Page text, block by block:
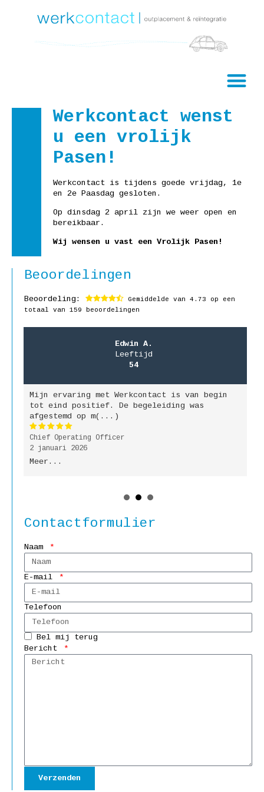
Werkcontact wenst
u een vrolijk
Pasen!
Werkcontact is tijdens goede vrijdag, 1e
en 2e Paasdag gesloten.
Op dinsdag 2 april zijn we weer open en
bereikbaar.
Wij wensen u vast een Vrolijk Pasen!
Beoordelingen
Beoordeling: Gemiddelde van 4.73 op een
totaal van 159 beoordelingen
Edwin A.
Leeftijd
54
Mijn ervaring met Werkcontact is van begin
tot eind positief. De begeleiding was
afgestemd op m(...)
Chief Operating Officer
2 januari 2026
Meer...
Contactformulier
Naam
E-mail
Telefoon
Bel mij terug
Bericht
Verzenden